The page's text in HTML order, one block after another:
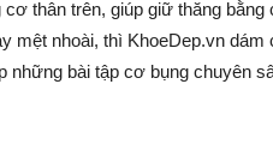
thân trên, giúp giữ thăng
mệt nhoài, thì KhoeDep.vn
những bài tập cơ bụng chuyên